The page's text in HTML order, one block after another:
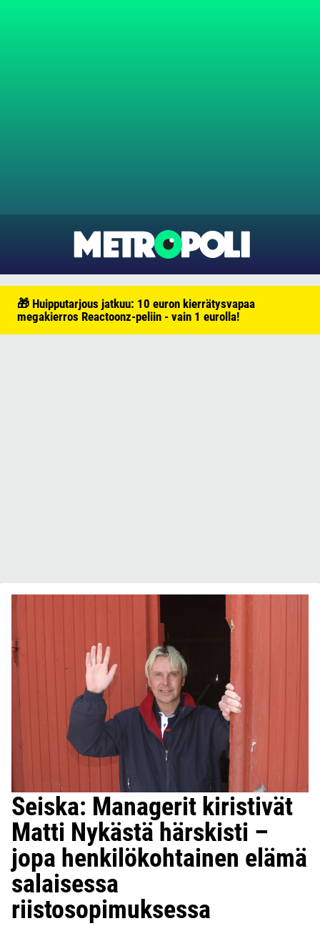
🎁 Huipputarjous jatkuu: 10 euron kierrätysvapaa
megakierros Reactoonz-peliin - vain 1 eurolla!
Seiska: Managerit kiristivät
Matti Nykästä härskisti –
jopa henkilökohtainen elämä
salaisessa
riistosopimuksessa